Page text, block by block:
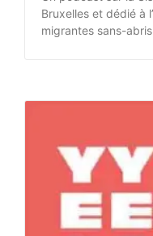
Bruxelles et dédié à
migrantes sans-